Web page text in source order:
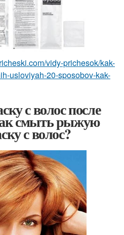
vidy-prichesok/kak-
usloviyah-20-sposobov-kak-
с волос после
смыть рыжую
с волос?